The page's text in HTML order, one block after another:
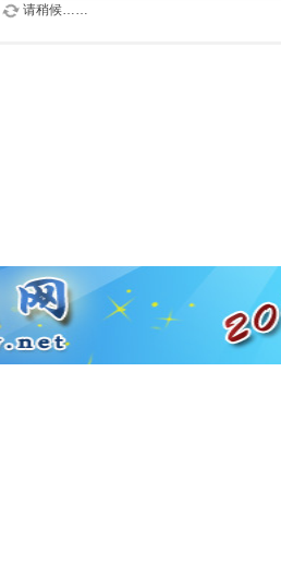
请稍候……